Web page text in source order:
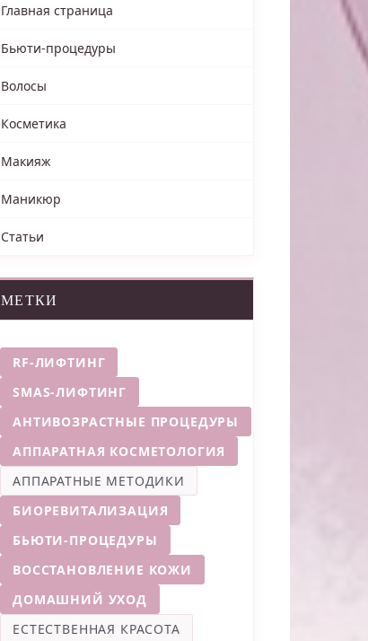
Главная страница
Бьюти-процедуры
Волосы
Косметика
Макияж
Маникюр
Статьи
МЕТКИ
RF-ЛИФТИНГ
SMAS-ЛИФТИНГ
АНТИВОЗРАСТНЫЕ ПРОЦЕДУРЫ
АППАРАТНАЯ КОСМЕТОЛОГИЯ
АППАРАТНЫЕ МЕТОДИКИ
БИОРЕВИТАЛИЗАЦИЯ
БЬЮТИ-ПРОЦЕДУРЫ
ВОССТАНОВЛЕНИЕ КОЖИ
ДОМАШНИЙ УХОД
ЕСТЕСТВЕННАЯ КРАСОТА